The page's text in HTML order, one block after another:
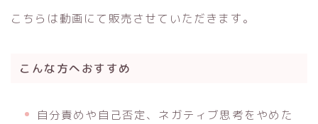
こちらは動画にて販売させていただきます。
こんな方へおすすめ
自分責めや自己否定、ネガティブ思考をやめた